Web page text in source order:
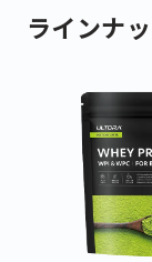
ラインナ